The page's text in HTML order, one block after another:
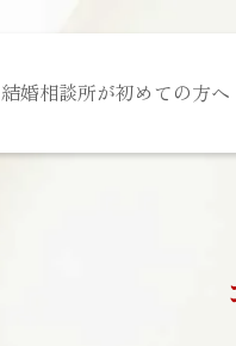
結婚相談所が初めての方へ